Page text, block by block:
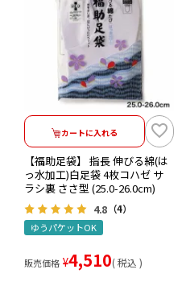
カートに入れる
【福助足袋】 指長 伸びる綿(は
っ水加工)白足袋 4枚コハゼ サ
ラシ裏 ささ型 (25.0-26.0cm)
4.8 （4）
ゆうパケットOK
販売価格 ¥4,510 税込